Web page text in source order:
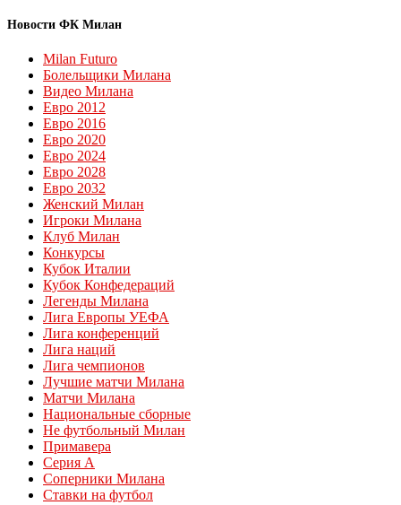
Новости ФК Милан
Milan Futuro
Болельщики Милана
Видео Милана
Евро 2012
Евро 2016
Евро 2020
Евро 2024
Евро 2028
Евро 2032
Женский Милан
Игроки Милана
Клуб Милан
Конкурсы
Кубок Италии
Кубок Конфедераций
Легенды Милана
Лига Европы УЕФА
Лига конференций
Лига наций
Лига чемпионов
Лучшие матчи Милана
Матчи Милана
Национальные сборные
Не футбольный Милан
Примавера
Серия А
Соперники Милана
Ставки на футбол